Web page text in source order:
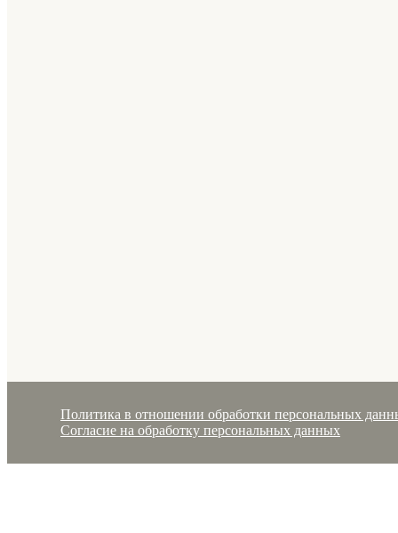
Политика в отношении обработки персональных
Согласие на обработку персональных данных